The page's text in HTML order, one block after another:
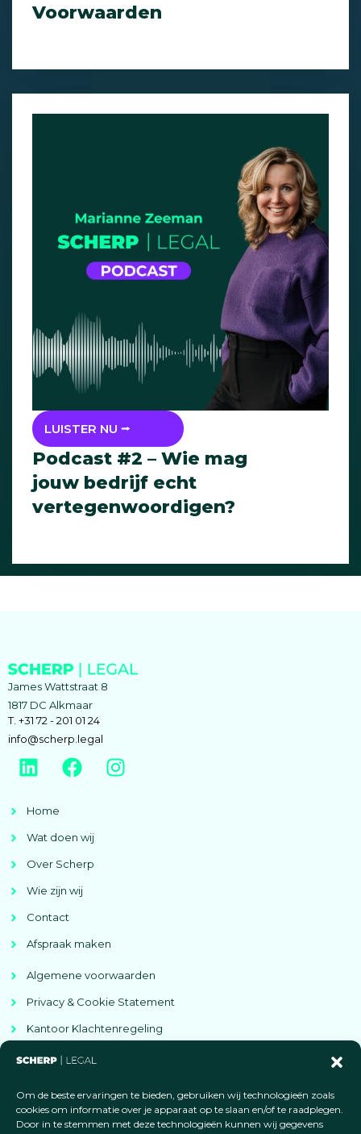
Om de beste ervaringen te bieden, gebruiken wij technologieën zoals
cookies om informatie over je apparaat op te slaan en/of te raadplegen.
Door in te stemmen met deze technologieën kunnen wij gegevens
Voorwaarden
LUISTER NU ⭢
Podcast #2 – Wie mag
jouw bedrijf echt
vertegenwoordigen?
James Wattstraat 8
1817 DC Alkmaar
T. +31 72 - 201 01 24
info@scherp.legal
Home
Wat doen wij
Over Scherp
Wie zijn wij
Contact
Afspraak maken
Algemene voorwaarden
Privacy & Cookie Statement
Kantoor Klachtenregeling
Kantoor informatie
Disclaimer